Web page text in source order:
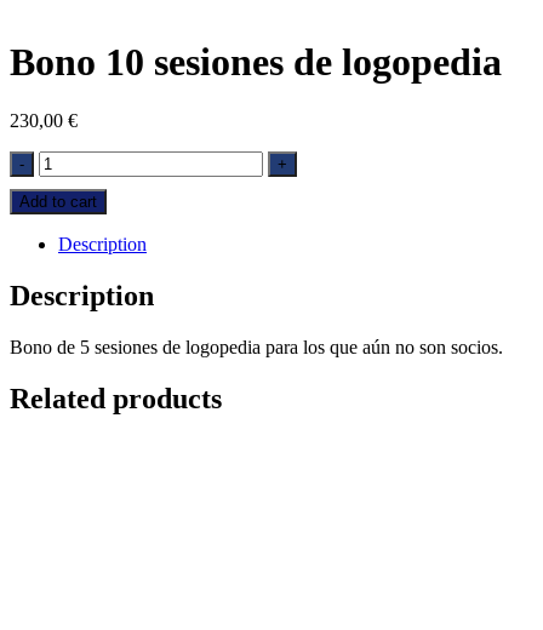
Bono 10 sesiones de logopedia
230,00 €
-
Bono
10
sesiones
logopedia
+
Add to cart
Description
Description
Bono de 5 sesiones de logopedia para los que aún no son socios.
Related products